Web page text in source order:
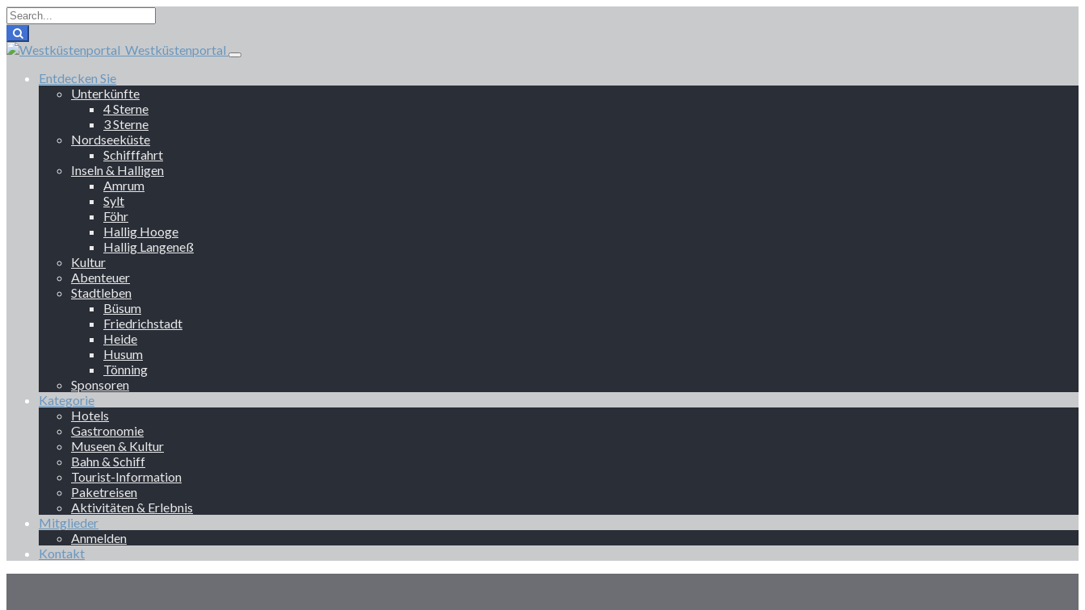
Westküstenportal
Entdecken Sie
Unterkünfte
4 Sterne
3 Sterne
Nordseeküste
Schifffahrt
Inseln & Halligen
Amrum
Sylt
Föhr
Hallig Hooge
Hallig Langeneß
Kultur
Abenteuer
Stadtleben
Büsum
Friedrichstadt
Heide
Husum
Tönning
Sponsoren
Kategorie
Hotels
Gastronomie
Museen & Kultur
Bahn & Schiff
Tourist-Information
Paketreisen
Aktivitäten & Erlebnis
Mitglieder
Anmelden
Kontakt